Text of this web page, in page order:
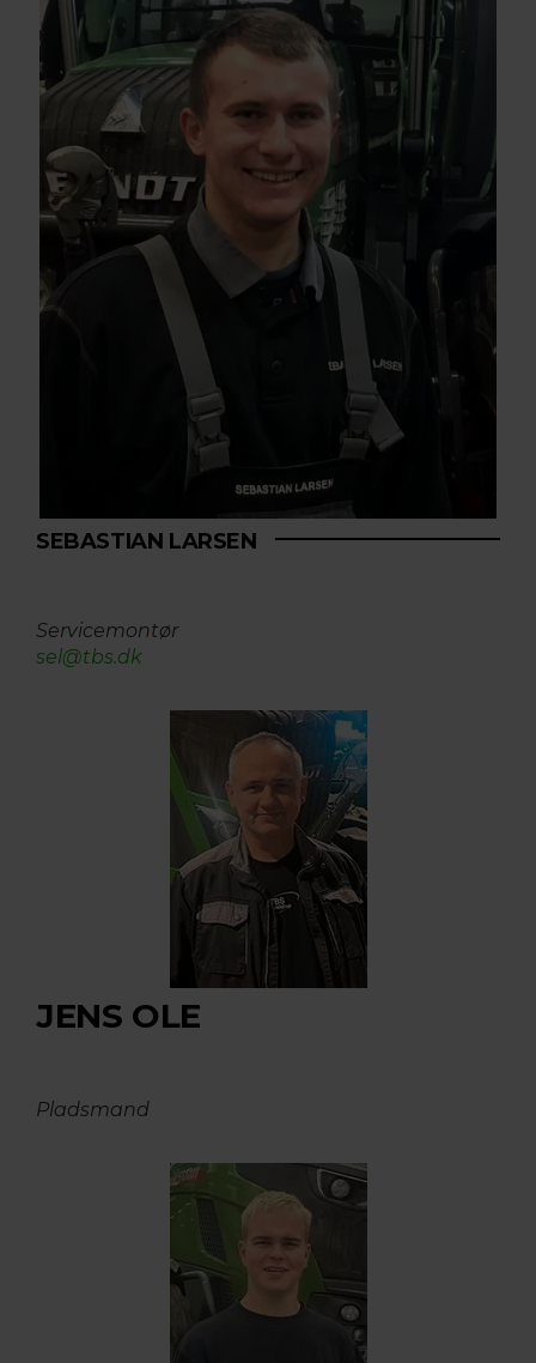
SEBASTIAN LARSEN
Servicemontør
​​​​​​​sel@tbs.dk
JENS OLE
Pladsmand